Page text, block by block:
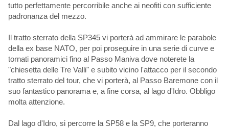
tutto perfettamente percorribile anche ai neofiti con sufficiente
padronanza del mezzo.
Il tratto sterrato della SP345 vi porterà ad ammirare le parabole
della ex base NATO, per poi proseguire in una serie di curve e
tornati panoramici fino al Passo Maniva dove noterete la
"chiesetta delle Tre Valli" e subito vicino l'attacco per il secondo
tratto sterrato del tour, che vi porterà, al Passo Baremone con il
suo fantastico panorama e, a fine corsa, al lago d'Idro. Obbligo
molta attenzione.
Dal lago d'Idro, si percorre la SP58 e la SP9, che porteranno